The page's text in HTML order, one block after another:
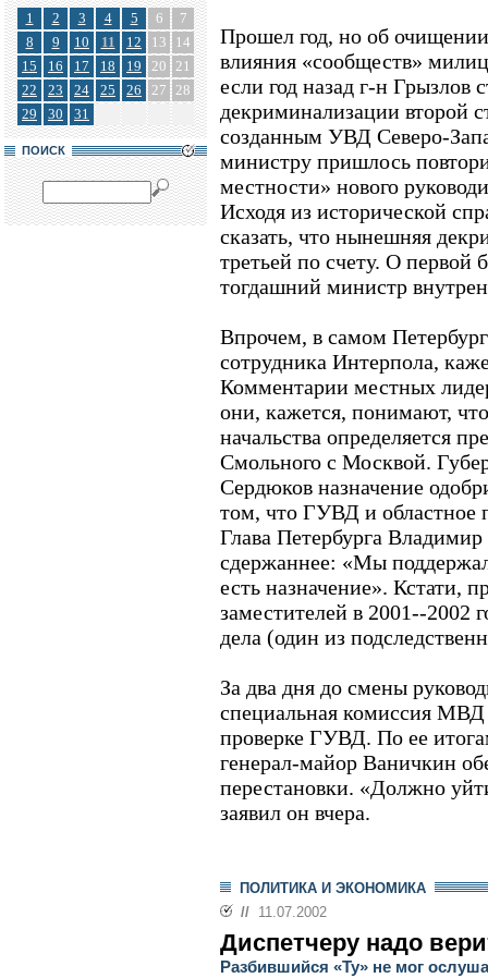
1 2 3 4 5 6
7
8
9 10 11 12 13
14
15
16 17 18 19 20 21
22
23 24 25 26 27 28
29
30 31
ПОИСК
Прошел год, но об
влияния «сообществ»
если год назад г-н Грызлов
декриминализации второй
созданным УВД Северо-
министру пришлось
местности» нового
Исходя из исторической
сказать, что нынешняя
третьей по счету. О первой
тогдашний министр
Впрочем, в самом
сотрудника Интерпола,
Комментарии местных
они, кажется, понимают,
начальства определяется
Смольного с Москвой.
Сердюков назначение
том, что ГУВД и областное
Глава Петербурга Владимир
сдержаннее: «Мы
есть назначение». Кстати,
заместителей в 2001--2002
дела (один из
За два дня до смены
специальная комиссия
проверке ГУВД. По ее
генерал-майор Ваничкин
перестановки. «Должно
заявил он вчера.
ПОЛИТИКА И ЭКОНОМИКА
// 11.07.2002
Диспетчеру надо
Разбившийся «Ту» не мог